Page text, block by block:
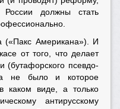
должны стать
(«Пакс Американа»). И
от того, что делает
(бутафорского псевдо-
не было и которое
каком виде, а только
антирусскому